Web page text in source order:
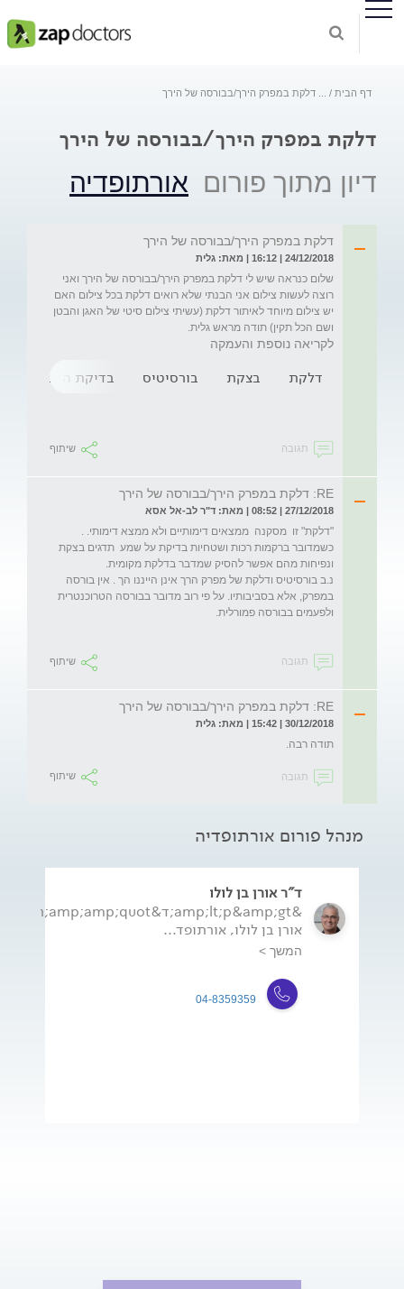
דף הבית דלקת במפרק הירך/בבורסה של הירך
דלקת במפרק הירך/בבורסה של הירך
דיון מתוך פורום אורתופדיה
דלקת במפרק הירך/בבורסה של הירך
24/12/2018 | 16:12 | מאת: גלית
שלום כנראה שיש לי דלקת במפרק הירך/בבורסה של הירך ואני
רוצה לעשות צילום אני הבנתי שלא רואים דלקת בכל צילום האם
יש צילום מיוחד לאיתור דלקת (עשיתי צילום סיטי של האגן והבטן
ושם הכל תקין) תודה מראש גלית.
לקריאה נוספת והעמקה
דלקת בצקת בורסיטיס בדיקת העמסת
תגובה שיתוף
RE: דלקת במפרק הירך/בבורסה של הירך
27/12/2018 | 08:52 | מאת: ד"ר לב-אל אסא
"דלקת" זו  מסקנה  ממצאים דימותיים ולא ממצא דימותי. .
כשמדובר ברקמות רכות ושטחיות בדיקת על שמע  תדגים בצקת
נ.ב בורסיטיס ודלקת של מפרק הרך אינן הייננו הך . אין בורסה
במפרק, אלא בסביבותיו. על פי רוב מדובר בבורסה הטרוכנטרית
תגובה שיתוף
RE: דלקת במפרק הירך/בבורסה של הירך
30/12/2018 | 15:42 | מאת: גלית
תודה רבה.
תגובה שיתוף
מנהל פורום אורתופדיה
ד"ר אורן בן לולו
&amp;lt;p&amp;gt;ד&amp;amp;quot;ר
אורן בן לולו, אורתופד...
המשך >
04-8359359